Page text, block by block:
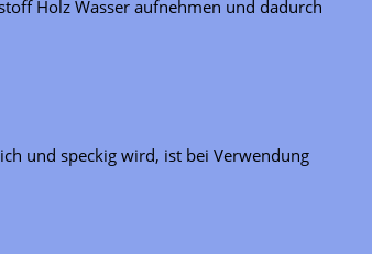
Holz Wasser aufnehmen und dadurch
und speckig wird, ist bei Verwendung